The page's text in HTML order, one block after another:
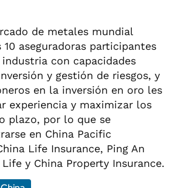
de metales mundial
aseguradoras participantes
con capacidades
y gestión de riesgos, y
en la inversión en oro les
experiencia y maximizar los
plazo, por lo que se
en China Pacific
Life Insurance, Ping An
y China Property Insurance.